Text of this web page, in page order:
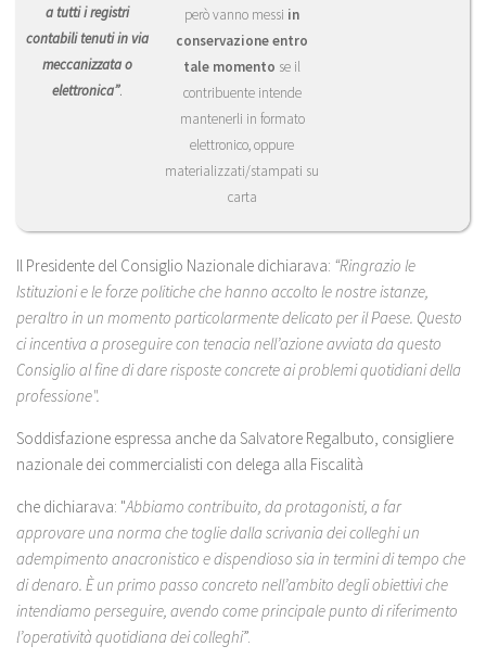
a tutti i registri
contabili tenuti in via
meccanizzata o
elettronica”.
però vanno messi in
conservazione entro
tale momento se il
contribuente intende
mantenerli in formato
elettronico, oppure
materializzati/stampati su
carta
Il Presidente del Consiglio Nazionale dichiarava: “Ringrazio le
Istituzioni e le forze politiche che hanno accolto le nostre istanze,
peraltro in un momento particolarmente delicato per il Paese. Questo
ci incentiva a proseguire con tenacia nell’azione avviata da questo
Consiglio al fine di dare risposte concrete ai problemi quotidiani della
professione".
Soddisfazione espressa anche da Salvatore Regalbuto, consigliere
nazionale dei commercialisti con delega alla Fiscalità
che dichiarava: "Abbiamo contribuito, da protagonisti, a far
approvare una norma che toglie dalla scrivania dei colleghi un
adempimento anacronistico e dispendioso sia in termini di tempo che
di denaro. È un primo passo concreto nell’ambito degli obiettivi che
intendiamo perseguire, avendo come principale punto di riferimento
l’operatività quotidiana dei colleghi”.